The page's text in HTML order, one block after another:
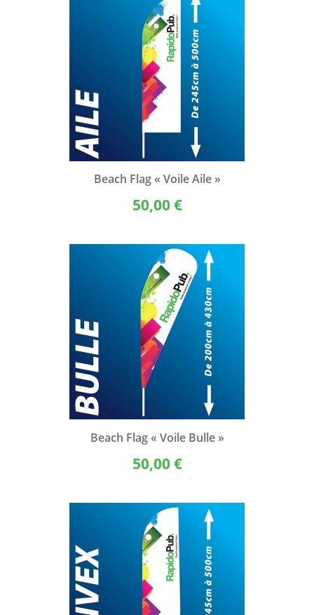
Beach Flag « Voile Aile »
50,00 €
Beach Flag « Voile Bulle »
50,00 €